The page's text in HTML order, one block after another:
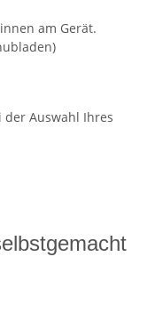
am Gerät.
Auswahl Ihres